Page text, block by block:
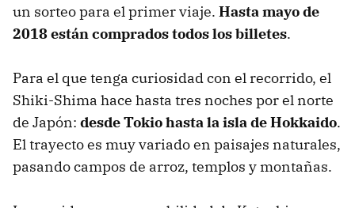
un sorteo para el primer viaje. Hasta mayo de
2018 están comprados todos los billetes.
Para el que tenga curiosidad con el recorrido, el
Shiki-Shima hace hasta tres noches por el norte
de Japón: desde Tokio hasta la isla de Hokkaido.
El trayecto es muy variado en paisajes naturales,
pasando campos de arroz, templos y montañas.